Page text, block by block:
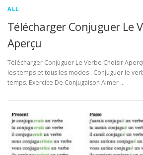
ALL
Télécharger Conjuguer Le
Aperçu
Télécharger Conjuguer Le Verbe Choisir
les temps et tous les modes : Conjuguer le
temps. Exercice De Conjugaison Aimer …